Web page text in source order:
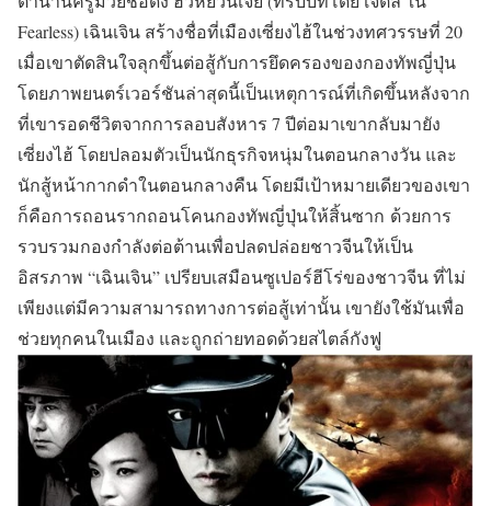
Fearless) เฉินเจิน สร้างชื่อที่เมืองเซี่ยงไฮ้ในช่วงทศวรรษที่ 20
เมื่อเขาตัดสินใจลุกขึ้นต่อสู้กับการยึดครองของกองทัพญี่ปุ่น
โดยภาพยนตร์เวอร์ชันล่าสุดนี้เป็นเหตุการณ์ที่เกิดขึ้นหลังจาก
ที่เขารอดชีวิตจากการลอบสังหาร 7 ปีต่อมาเขากลับมายัง
เซี่ยงไฮ้ โดยปลอมตัวเป็นนักธุรกิจหนุ่มในตอนกลางวัน และ
นักสู้หน้ากากดำในตอนกลางคืน โดยมีเป้าหมายเดียวของเขา
ก็คือการถอนรากถอนโคนกองทัพญี่ปุ่นให้สิ้นซาก ด้วยการ
รวบรวมกองกำลังต่อต้านเพื่อปลดปล่อยชาวจีนให้เป็น
อิสรภาพ “เฉินเจิน” เปรียบเสมือนซูเปอร์ฮีโร่ของชาวจีน ที่ไม่
เพียงแต่มีความสามารถทางการต่อสู้เท่านั้น เขายังใช้มันเพื่อ
ช่วยทุกคนในเมือง และถูกถ่ายทอดด้วยสไตล์กังฟู